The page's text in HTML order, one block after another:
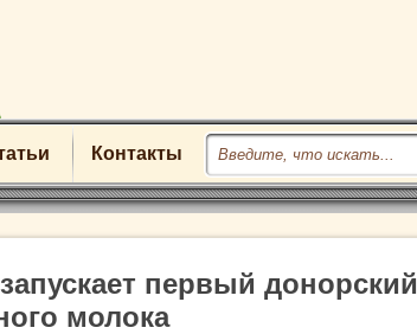
Контакты
первый донорский
молока